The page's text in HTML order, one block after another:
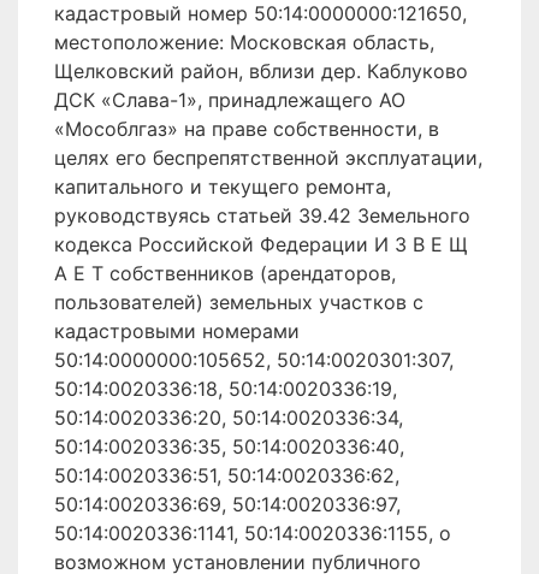
кадастровый номер 50:14:0000000:121650,
местоположение: Московская область,
Щелковский район, вблизи дер. Каблуково
ДСК «Слава-1», принадлежащего АО
«Мособлгаз» на праве собственности, в
целях его беспрепятственной эксплуатации,
капитального и текущего ремонта,
руководствуясь статьей 39.42 Земельного
кодекса Российской Федерации И З В Е Щ
А Е Т собственников (арендаторов,
пользователей) земельных участков с
кадастровыми номерами
50:14:0000000:105652, 50:14:0020301:307,
50:14:0020336:18, 50:14:0020336:19,
50:14:0020336:20, 50:14:0020336:34,
50:14:0020336:35, 50:14:0020336:40,
50:14:0020336:51, 50:14:0020336:62,
50:14:0020336:69, 50:14:0020336:97,
50:14:0020336:1141, 50:14:0020336:1155, о
возможном установлении публичного